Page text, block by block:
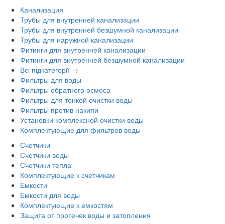
Канализация
Трубы для внутренней канализации
Трубы для внутренней безшумной канализации
Трубы для наружной канализации
Фитинги для внутренней канализации
Фитинги для внутренней безшумной канализации
Всі підкатегорії →
Фильтры для воды
Фильтры обратного осмоса
Фильтры для тонкой очистки воды
Фильтры против накипи
Установки комплексной очистки воды
Комплектующие для фильтров воды
Счетчики
Счетчики воды
Счетчики тепла
Комплектующие к счетчикам
Емкости
Емкости для воды
Комплектующие к емкостям
Защита от протечек воды и затопления